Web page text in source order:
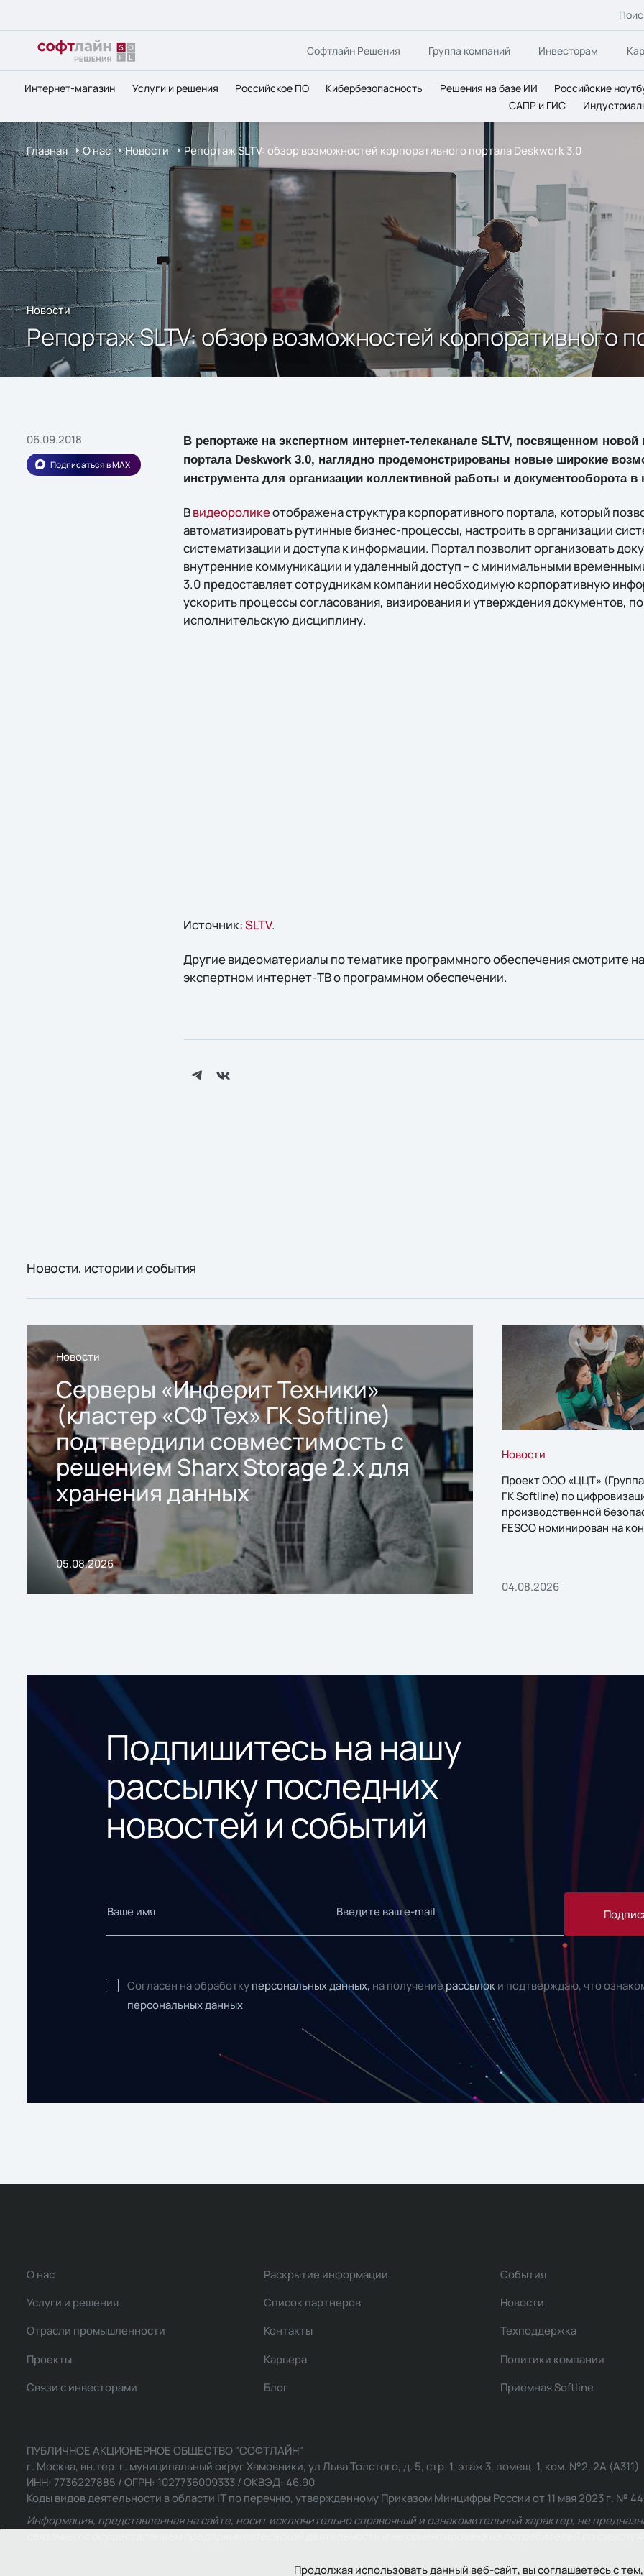
Софтлайн Решения Группа компаний Инвесторам
Интернет-магазин Услуги и решения Российское ПО Кибербезопасность Решения на базе ИИ Российские
САПР и ГИС
Главная О нас Новости Репортаж SLTV: обзор возможностей корпоративного портала Deskwork 3.0
Новости
Репортаж SLTV: обзор возможностей корпоративного
06.09.2018
Подписаться в MAX
В репортаже на экспертном интернет-телеканале SLTV, посвященном новой
портала Deskwork 3.0, наглядно продемонстрированы новые широкие
инструмента для организации коллективной работы и документооборота в
Ввидеороликеотображена структура корпоративного портала, который
автоматизировать рутинные бизнес-процессы, настроить в организации
систематизации и доступа к информации. Портал позволит организовать
внутренние коммуникации и удаленный доступ – с минимальными
3.0 предоставляет сотрудникам компании необходимую корпоративную
ускорить процессы согласования, визирования и утверждения документов,
исполнительскую дисциплину.
Источник:SLTV.
Другие видеоматериалы по тематике программного обеспечения смотрите на
экспертном интернет-ТВ о программном обеспечении.
Новости, истории и события
Новости
Серверы «Инферит Техники»
(кластер «СФ Тех» ГК Softline)
подтвердили совместимость с
решением Sharx Storage 2.x для
хранения данных
05.08.2026
Новости
Проект ООО «ЦЦТ»
ГК Softline) по
производственной
FESCO номинирован на
04.08.2026
Подпишитесь на нашу
рассылку последних
новостей и событий
Согласен на обработку персональных данных, на получениерассылок и подтверждаю, что
персональных данных
Продолжая использовать данный веб-сайт, вы соглашаетесь с
О нас
Услуги и решения
Отрасли промышленности
Проекты
Связи с инвесторами
Раскрытие информации
Список партнеров
Контакты
Карьера
Блог
События
Новости
Техподдержка
Политики компании
Приемная Softline
ПУБЛИЧНОЕ АКЦИОНЕРНОЕ ОБЩЕСТВО "СОФТЛАЙН"
г. Москва, вн.тер. г. муниципальный округ Хамовники, ул Льва Толстого, д. 5, стр. 1, этаж 3, помещ. 1, ком. №2, 2А (А311)
ИНН: 7736227885 / ОГРН: 1027736009333 / ОКВЭД: 46.90
Коды видов деятельности в области IT по перечню, утвержденному Приказом Минцифры России от 11 мая 2023 г. №
Информация, представленная на сайте, носит исключительно справочный и ознакомительный характер, не